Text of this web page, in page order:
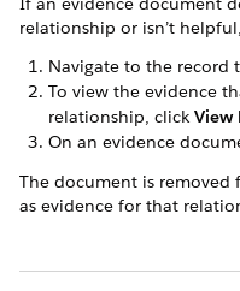
relationship or isn’t
Navigate to the record
To view the evidence
relationship, click View
On an evidence
The document is
as evidence for that